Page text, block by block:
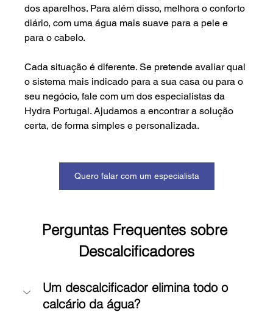
dos aparelhos. Para além disso, melhora o conforto
diário, com uma água mais suave para a pele e
para o cabelo.
Cada situação é diferente. Se pretende avaliar qual
o sistema mais indicado para a sua casa ou para o
seu negócio, fale com um dos especialistas da
Hydra Portugal. Ajudamos a encontrar a solução
certa, de forma simples e personalizada.
Quero falar com um especialista
Perguntas Frequentes sobre
Descalcificadores
Um descalcificador elimina todo o
calcário da água?